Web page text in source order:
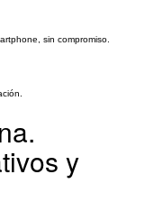
sin compromiso.
y